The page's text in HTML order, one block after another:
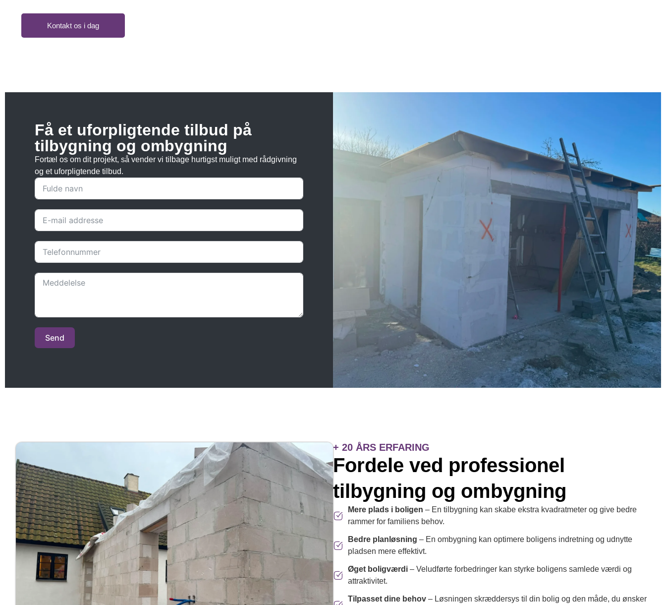
Kontakt os i dag
Få et uforpligtende tilbud på
tilbygning og ombygning
Fortæl os om dit projekt, så vender vi tilbage hurtigst muligt med rådgivning
og et uforpligtende tilbud.
Send
+ 20 ÅRS ERFARING
Fordele ved professionel
tilbygning og ombygning
Mere plads i boligen – En tilbygning kan skabe ekstra kvadratmeter og give bedre
rammer for familiens behov.
Bedre planløsning – En ombygning kan optimere boligens indretning og udnytte
pladsen mere effektivt.
Øget boligværdi – Veludførte forbedringer kan styrke boligens samlede værdi og
attraktivitet.
Tilpasset dine behov – Løsningen skræddersys til din bolig og den måde, du ønsker